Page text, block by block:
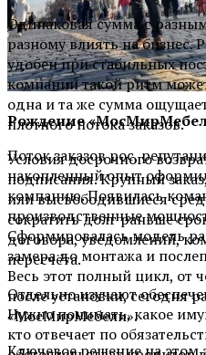
Рождение
Поток заказов рос,
накопленный опыт
компанию. Появилась
производственные
Сформировалась модель
замера до монтажа и
Весь этот полный цикл, от
после установки, сегодня
«МосМирМебели».
Ключевое решение на этом
Одинаковая сумма с
разному влиять на бизнес.
удобен при стабильных
компании такой ритм
одна и та же сумма
плотного потока заказов.
Условия досрочного
подписания. Крупный
или высвободившиеся
сократить долг раньше
договора, уведомлений,
пересчёта.
Отдельно изучают
Нужно понимать, какое
кто отвечает по